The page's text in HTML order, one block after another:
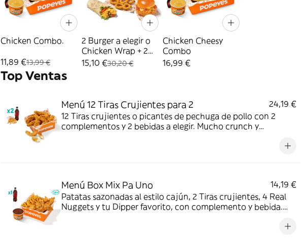
Chicken Combo.
11,89 €13,99 €
2 Burger a elegir o
Chicken Wrap + 2
Patatas + 10 Aros
15,10 €30,20 €
Chicken Cheesy
Combo
16,99 €
Top Ventas
Menú 12 Tiras Crujientes para 2
24,19 €
12 Tiras crujientes o picantes de pechuga de pollo con 2
complementos y 2 bebidas a elegir. Mucho crunch y
Menú Box Mix Pa Uno
14,19 €
Patatas sazonadas al estilo cajún, 2 Tiras crujientes, 4 Real
Nuggets y tu Dipper favorito, con complemento y bebida.